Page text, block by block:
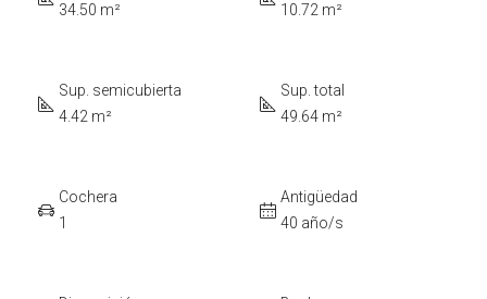
34.50 m²
10.72 m²
Sup. semicubierta
4.42 m²
Sup. total
49.64 m²
Cochera
1
Antigüedad
40 año/s